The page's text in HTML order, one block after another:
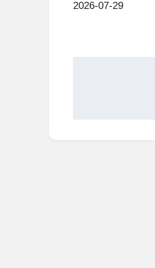
2026-07-29